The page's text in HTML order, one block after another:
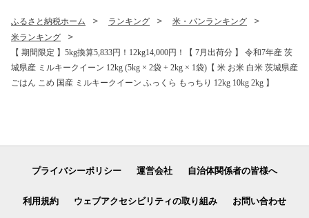
ふるさと納税ホーム ランキング
米・パンランキング
米ランキング
【 期間限定 】5kg換算5,833円！12kg14,000円！【 7月出荷分 】 令和7年産 茨
城県産 ミルキークイーン 12kg (5kg × 2袋 + 2kg × 1袋)【 米 お米 白米 茨城県産
ごはん こめ 国産 ミルキークイーン ふっくら もっちり 12kg 10kg 2kg 】
プライバシーポリシー 運営会社 自治体関係者の皆様へ
利用規約 ウェブアクセシビリティの取り組み お問い合わせ